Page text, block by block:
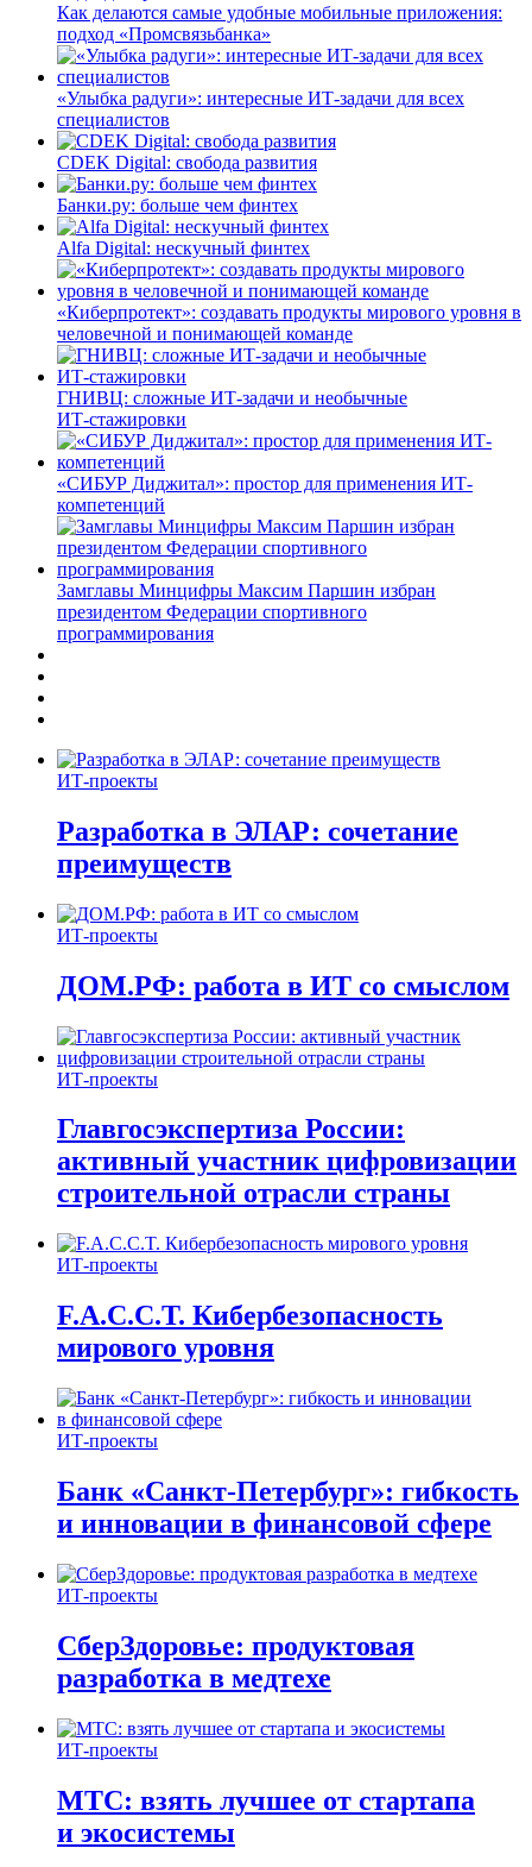
Как делаются самые удобные мобильные приложения:
подход «Промсвязьбанка»
«Улыбка радуги»: интересные ИТ-задачи для всех
специалистов
CDEK Digital: свобода развития
Банки.ру: больше чем финтех
Alfa Digital: нескучный финтех
«Киберпротект»: создавать продукты мирового уровня в
человечной и понимающей команде
ГНИВЦ: сложные ИТ‑задачи и необычные
ИТ‑стажировки
«СИБУР Диджитал»: простор для применения ИТ-
компетенций
Замглавы Минцифры Максим Паршин избран
президентом Федерации спортивного
программирования
ИТ-проекты
Разработка в ЭЛАР: сочетание
преимуществ
ИТ-проекты
ДОМ.РФ: работа в ИТ со смыслом
ИТ-проекты
Главгосэкспертиза России:
активный участник цифровизации
строительной отрасли страны
ИТ-проекты
F.A.C.C.T. Кибербезопасность
мирового уровня
ИТ-проекты
Банк «Санкт-Петербург»: гибкость
и инновации в финансовой сфере
ИТ-проекты
СберЗдоровье: продуктовая
разработка в медтехе
ИТ-проекты
МТС: взять лучшее от стартапа
и экосистемы